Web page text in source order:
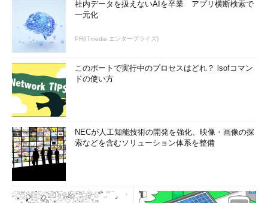
社内データを扱えないAIを卒業 アプリ横断検索で
一元化
PR(ITmedia エンタープライズ)
このポートで実行中のプロセスはどれ？ lsofコマン
ドの使い方
NECが人工知能技術の開発を強化、映像・画像の探
索などを含むソリューション体系を整備